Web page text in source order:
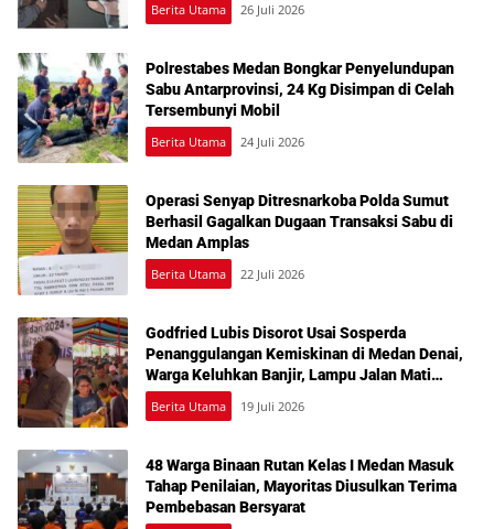
Berita Utama 26 Juli 2026
Polrestabes Medan Bongkar Penyelundupan
Sabu Antarprovinsi, 24 Kg Disimpan di Celah
Tersembunyi Mobil
Berita Utama 24 Juli 2026
Operasi Senyap Ditresnarkoba Polda Sumut
Berhasil Gagalkan Dugaan Transaksi Sabu di
Medan Amplas
Berita Utama 22 Juli 2026
Godfried Lubis Disorot Usai Sosperda
Penanggulangan Kemiskinan di Medan Denai,
Warga Keluhkan Banjir, Lampu Jalan Mati
hingga Sulit Akses Bantuan
Berita Utama 19 Juli 2026
48 Warga Binaan Rutan Kelas I Medan Masuk
Tahap Penilaian, Mayoritas Diusulkan Terima
Pembebasan Bersyarat